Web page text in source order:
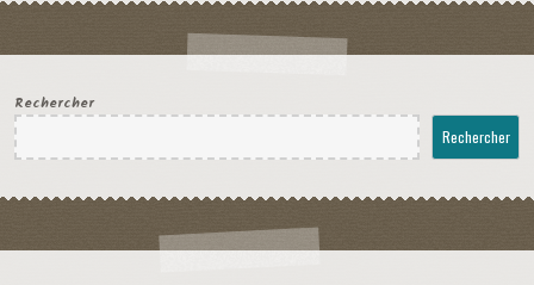
Rechercher
Rechercher